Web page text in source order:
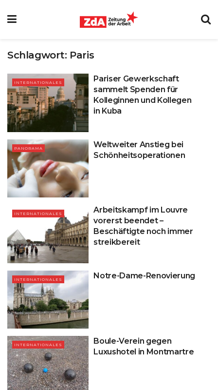
Schlagwort: Paris
INTERNATIONALES
Pariser Gewerkschaft
sammelt Spenden für
Kolleginnen und Kollegen
in Kuba
PANORAMA
Weltweiter Anstieg bei
Schönheitsoperationen
INTERNATIONALES
Arbeitskampf im Louvre
vorerst beendet –
Beschäftigte noch immer
streikbereit
INTERNATIONALES Notre-Dame-Renovierung
INTERNATIONALES
Boule-Verein gegen
Luxushotel in Montmartre